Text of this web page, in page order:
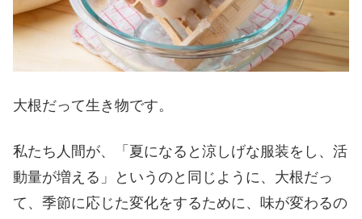
大根だって生き物です。
私たち人間が、「夏になると涼しげな服装をし、活
動量が増える」というのと同じように、大根だっ
て、季節に応じた変化をするために、味が変わるの